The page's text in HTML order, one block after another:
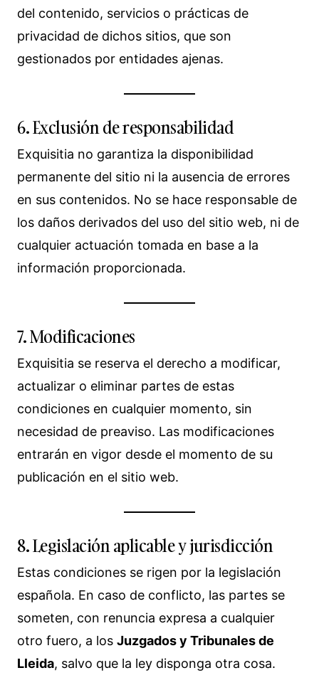
del contenido, servicios o prácticas de
privacidad de dichos sitios, que son
gestionados por entidades ajenas.
6. Exclusión de responsabilidad
Exquisitia no garantiza la disponibilidad
permanente del sitio ni la ausencia de errores
en sus contenidos. No se hace responsable de
los daños derivados del uso del sitio web, ni de
cualquier actuación tomada en base a la
información proporcionada.
7. Modificaciones
Exquisitia se reserva el derecho a modificar,
actualizar o eliminar partes de estas
condiciones en cualquier momento, sin
necesidad de preaviso. Las modificaciones
entrarán en vigor desde el momento de su
publicación en el sitio web.
8. Legislación aplicable y jurisdicción
Estas condiciones se rigen por la legislación
española. En caso de conflicto, las partes se
someten, con renuncia expresa a cualquier
otro fuero, a los Juzgados y Tribunales de
Lleida, salvo que la ley disponga otra cosa.